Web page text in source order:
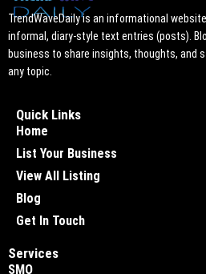
TrendWaveDaily is an informational
informal, diary-style text entries (posts).
business to share insights, thoughts, and
any topic.
Quick Links
Home
List Your Business
View All Listing
Blog
Get In Touch
Services
SMO